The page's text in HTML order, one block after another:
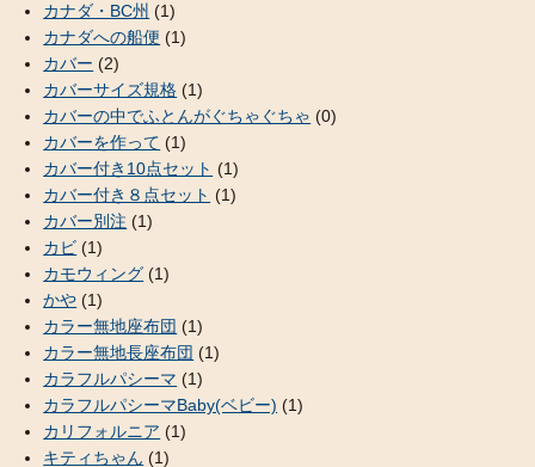
カナダ・BC州 (1)
カナダへの船便 (1)
カバー (2)
カバーサイズ規格 (1)
カバーの中でふとんがぐちゃぐちゃ (0)
カバーを作って (1)
カバー付き10点セット (1)
カバー付き８点セット (1)
カバー別注 (1)
カビ (1)
カモウィング (1)
かや (1)
カラー無地座布団 (1)
カラー無地長座布団 (1)
カラフルパシーマ (1)
カラフルパシーマBaby(ベビー) (1)
カリフォルニア (1)
キティちゃん (1)